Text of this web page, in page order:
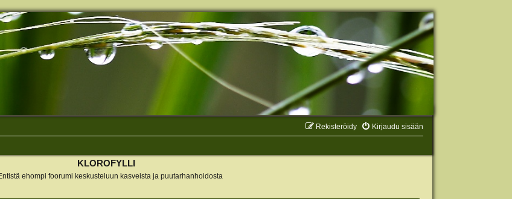
Kirjaudu sisään
Rekisteröidy
KLOROFYLLI
ehompi foorumi keskusteluun kasveista ja puutarhanhoidosta